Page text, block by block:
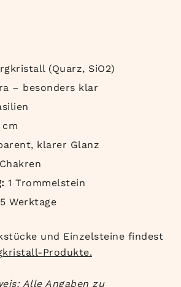
(Quarz, SiO2)
– besonders klar
cm
klarer Glanz
1 Trommelstein
Werktage
und Einzelsteine findest
Produkte.
Alle Angaben zu